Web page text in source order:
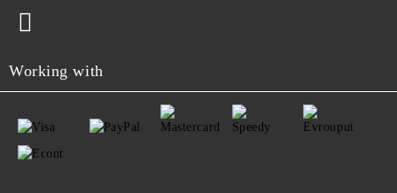
Working with